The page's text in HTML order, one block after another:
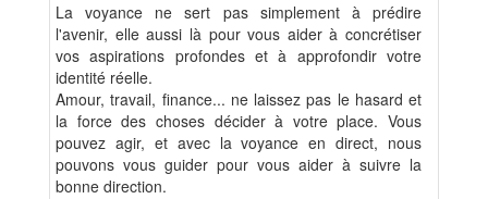
La voyance ne sert pas simplement à prédire
l'avenir, elle aussi là pour vous aider à concrétiser
vos aspirations profondes et à approfondir votre
identité réelle.
Amour, travail, finance... ne laissez pas le hasard et
la force des choses décider à votre place. Vous
pouvez agir, et avec la voyance en direct, nous
pouvons vous guider pour vous aider à suivre la
bonne direction.